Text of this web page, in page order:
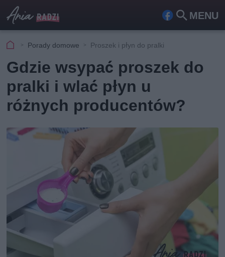
MENU
Fa
ook
Szu
Porady domowe Proszek i płyn do pralki
Gdzie wsypać proszek do
pralki i wlać płyn u
różnych producentów?